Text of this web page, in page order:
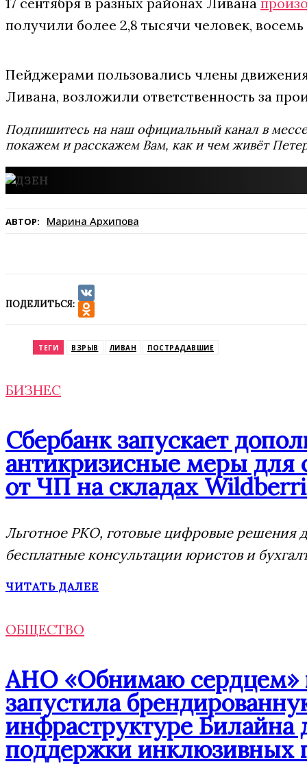
получили более 2,8 тысячи человек,
Пейджерами пользовались члены
Ливана, возложили ответственность за
Подпишитесь на наш официальный канал в
покажем и расскажем Вам, как и чем живёт
АВТОР: Марина Архипова
ПОДЕЛИТЬСЯ:
VK
ТЕГИ ВЗРЫВ ЛИВАН ПОСТРАДАВШИЕ
БИЗНЕС
Сбербанк запускает
антикризисные меры для
от ЧП на складах
Льготное РКО, готовые цифровые решения
бесплатные консультации юристов и
ЧИТАТЬ ДАЛЕЕ
ОБЩЕСТВО
АНО «Обнимаю сердцем»
запустила
инфраструктуре Билайна
поддержки инклюзивных